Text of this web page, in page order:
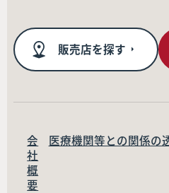
販売店を探す
会
社
概
要
医療機関等との関係の